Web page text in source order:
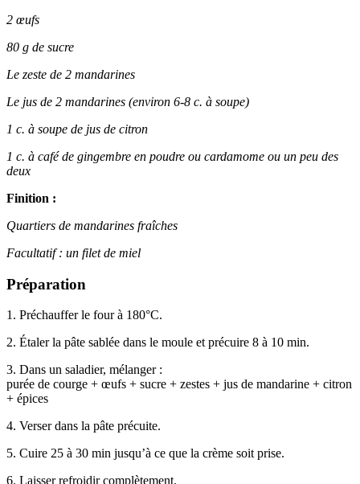
2 œufs
80 g de sucre
Le zeste de 2 mandarines
Le jus de 2 mandarines (environ 6-8 c. à soupe)
1 c. à soupe de jus de citron
1 c. à café de gingembre en poudre ou cardamome ou un peu des
deux
Finition :
Quartiers de mandarines fraîches
Facultatif : un filet de miel
Préparation
1. Préchauffer le four à 180°C.
2. Étaler la pâte sablée dans le moule et précuire 8 à 10 min.
3. Dans un saladier, mélanger :
purée de courge + œufs + sucre + zestes + jus de mandarine + citron
+ épices
4. Verser dans la pâte précuite.
5. Cuire 25 à 30 min jusqu’à ce que la crème soit prise.
6. Laisser refroidir complètement.